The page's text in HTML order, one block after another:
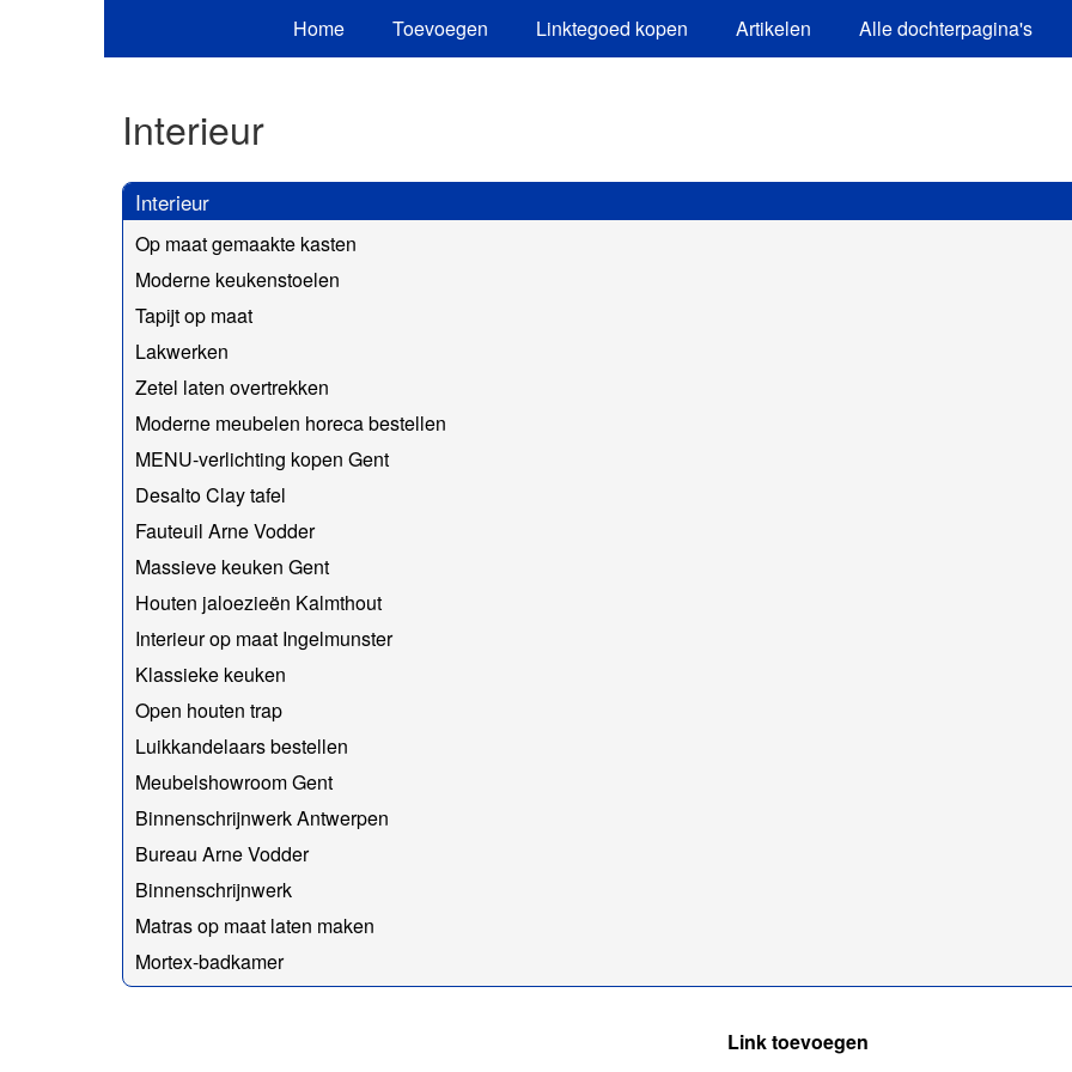
Home Toevoegen Linktegoed kopen Artikelen Alle dochterpagina's
Interieur
Interieur
Op maat gemaakte kasten
Moderne keukenstoelen
Tapijt op maat
Lakwerken
Zetel laten overtrekken
Moderne meubelen horeca bestellen
MENU-verlichting kopen Gent
Desalto Clay tafel
Fauteuil Arne Vodder
Massieve keuken Gent
Houten jaloezieën Kalmthout
Interieur op maat Ingelmunster
Klassieke keuken
Open houten trap
Luikkandelaars bestellen
Meubelshowroom Gent
Binnenschrijnwerk Antwerpen
Bureau Arne Vodder
Binnenschrijnwerk
Matras op maat laten maken
Mortex-badkamer
Link toevoegen